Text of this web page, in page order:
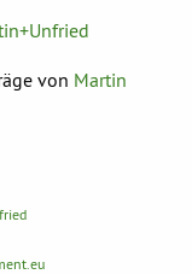
von Martin